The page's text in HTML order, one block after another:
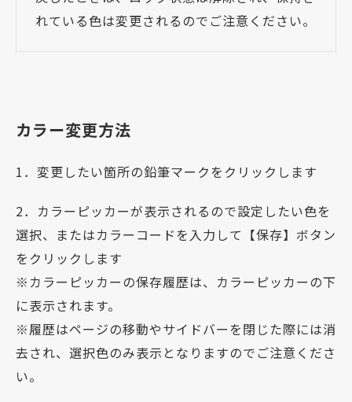
れている色は変更されるのでご注意ください。
カラー変更方法
1．変更したい箇所の鉛筆マークをクリックします
2．カラーピッカーが表示されるので設定したい色を
選択、またはカラーコードを入力して【保存】ボタン
をクリックします
※カラーピッカーの保存履歴は、カラーピッカーの下
に表示されます。
※履歴はページの移動やサイドバーを閉じた際には消
去され、選択色のみ表示となりますのでご注意くださ
い。